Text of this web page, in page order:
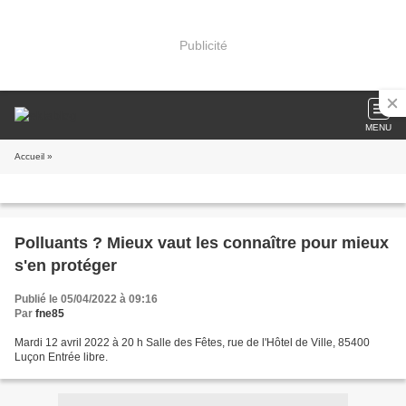
Publicité
MENU
Accueil »
Polluants ? Mieux vaut les connaître pour mieux
s'en protéger
Publié le 05/04/2022 à 09:16
Par fne85
Mardi 12 avril 2022 à 20 h Salle des Fêtes, rue de l'Hôtel de Ville, 85400
Luçon Entrée libre.